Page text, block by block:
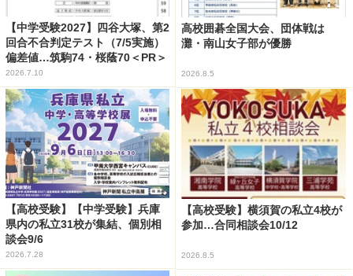
【中学受験2027】四谷大塚、第2
回合不合判定テスト（7/5実施）
偏差値…筑駒74・桜蔭70＜PR＞
2026.7.10
高校囲碁全国大会、団体戦は
灘・南山女子部が優勝
2026.8.5
【高校受験】【中学受験】兵庫
県内の私立31校が集結、個別相
談会9/6
2026.7.28
【高校受験】横須賀の私立4校が
参加…合同相談会10/12
2026.8.5